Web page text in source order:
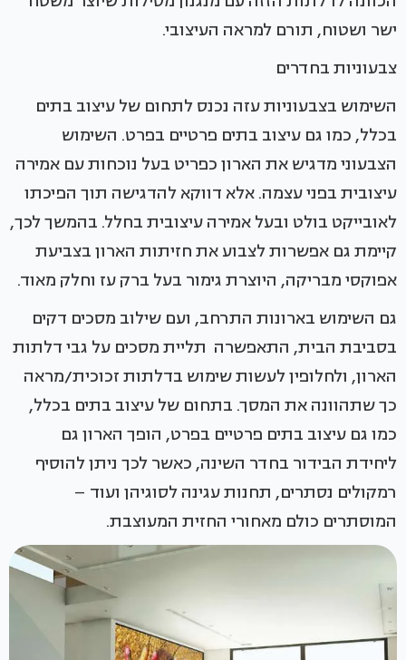
ישר ושטוח, תורם למראה העיצובי.
צבעוניות בחדרים
השימוש בצבעוניות עזה נכנס לתחום של עיצוב בתים
בכלל, כמו גם עיצוב בתים פרטיים בפרט. השימוש
הצבעוני מדגיש את הארון כפריט בעל נוכחות עם אמירה
עיצובית בפני עצמה. אלא דווקא להדגישה תוך הפיכתו
לאובייקט בולט ובעל אמירה עיצובית בחלל. בהמשך לכך,
קיימת גם אפשרות לצבוע את חזיתות הארון בצביעת
אפוקסי מבריקה, היוצרת גימור בעל ברק עז וחלק מאוד.
גם השימוש בארונות התרחב, ועם שילוב מסכים דקים
בסביבת הבית, התאפשרה תליית מסכים על גבי דלתות
הארון, ולחלופין לעשות שימוש בדלתות זכוכית/מראה
כך שתהוונה את המסך. בתחום של עיצוב בתים בכלל,
כמו גם עיצוב בתים פרטיים בפרט, הופך הארון גם
ליחידת הבידור בחדר השינה, כאשר לכך ניתן להוסיף
רמקולים נסתרים, תחנות עגינה לסוגיהן ועוד –
המוסתרים כולם מאחורי החזית המעוצבת.